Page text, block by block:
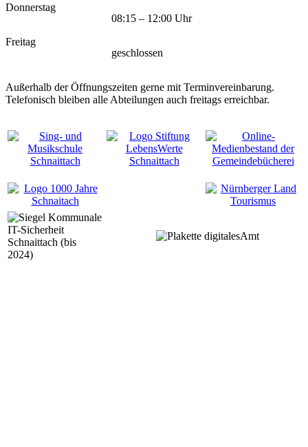
Donnerstag
08:15 – 12:00 Uhr
Freitag
geschlossen
Außerhalb der Öffnungszeiten gerne mit Terminvereinbarung.
Telefonisch bleiben alle Abteilungen auch freitags erreichbar.